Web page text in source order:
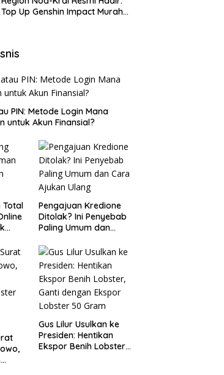
Top Up Genshin Impact Murah
PIN: Metode Login Mana
untuk Akun Finansial?
Total
Pengajuan Kredione
Ditolak? Ini Penyebab
Paling Umum dan
Gus Lilur Usulkan ke
Presiden: Hentikan
Ekspor Benih Lobster,